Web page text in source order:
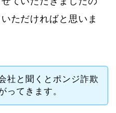
ただければと思いま
社と聞くとポンジ詐欺
ってきます。